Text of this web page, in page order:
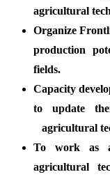
agricultural
Organize
production
fields.
Capacity
to update
agricultural
To work as
agricultural